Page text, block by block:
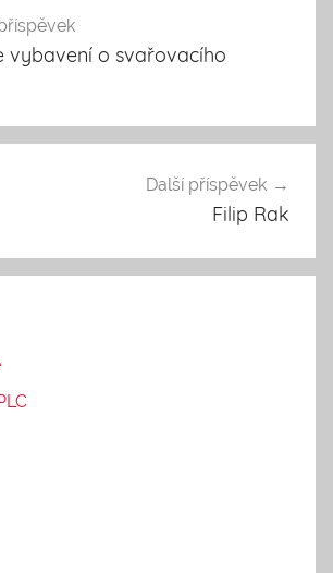
vybavení o svařovacího
Další příspěvek
Filip Rak